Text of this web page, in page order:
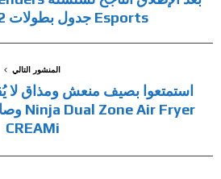
Esports جدول بطولات CS2 العالمي
المنشور التالي
استمتعوا بصيف منعش ومذاق لا
CREAMi